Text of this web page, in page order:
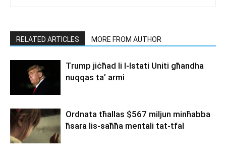
RELATED ARTICLES MORE FROM AUTHOR
Trump jiċħad li l-Istati Uniti għandha
nuqqas ta’ armi
Ordnata tħallas $567 miljun minħabba
ħsara lis-saħħa mentali tat-tfal